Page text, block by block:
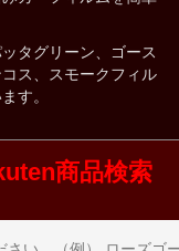
タグリーン、ゴース
ス、スモークフィル
す。
商品検索